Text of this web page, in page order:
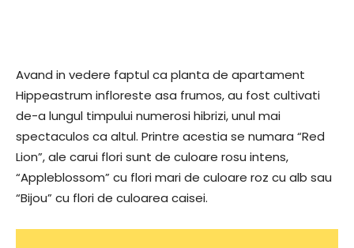
Avand in vedere faptul ca planta de apartament
Hippeastrum infloreste asa frumos, au fost cultivati
de-a lungul timpului numerosi hibrizi, unul mai
spectaculos ca altul. Printre acestia se numara “Red
Lion”, ale carui flori sunt de culoare rosu intens,
“Appleblossom” cu flori mari de culoare roz cu alb sau
“Bijou” cu flori de culoarea caisei.